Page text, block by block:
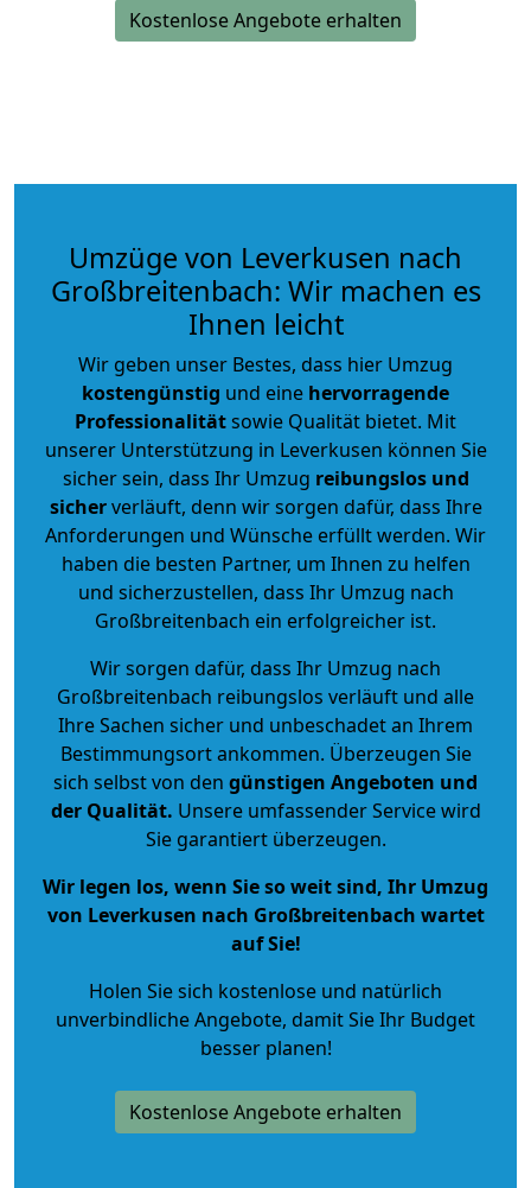
Kostenlose Angebote erhalten
Umzüge von Leverkusen nach
Großbreitenbach: Wir machen es
Ihnen leicht
Wir geben unser Bestes, dass hier Umzug
kostengünstig und eine hervorragende
Professionalitätsowie Qualität bietet. Mit
unserer Unterstützung in Leverkusen können Sie
sicher sein, dass Ihr Umzug reibungslos und
sicherverläuft, denn wir sorgen dafür, dass Ihre
Anforderungen und Wünsche erfüllt werden. Wir
haben die besten Partner, um Ihnen zu helfen
und sicherzustellen, dass Ihr Umzug nach
Großbreitenbach ein erfolgreicher ist.
Wir sorgen dafür, dass Ihr Umzug nach
Großbreitenbach reibungslos verläuft und alle
Ihre Sachen sicher und unbeschadet an Ihrem
Bestimmungsort ankommen. Überzeugen Sie
sich selbst von den günstigen Angeboten und
der Qualität. Unsere umfassender Service wird
Sie garantiert überzeugen.
Wir legen los, wenn Sie so weit sind, Ihr Umzug
von Leverkusen nach Großbreitenbach wartet
auf Sie!
Holen Sie sich kostenlose und natürlich
unverbindliche Angebote, damit Sie Ihr Budget
besser planen!
Kostenlose Angebote erhalten